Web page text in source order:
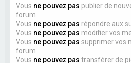
Vous ne pouvez pas publier de
forum
Vous ne pouvez pas répondre aux
Vous ne pouvez pas modifier vos
Vous ne pouvez pas supprimer vos
forum
Vous ne pouvez pas transférer de